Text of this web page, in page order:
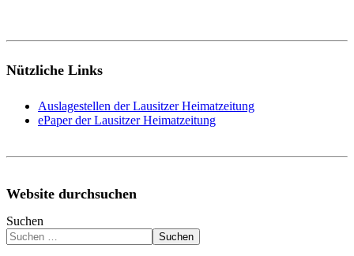
Nützliche Links
Auslagestellen der Lausitzer Heimatzeitung
ePaper der Lausitzer Heimatzeitung
Website durchsuchen
Suchen
Suchen